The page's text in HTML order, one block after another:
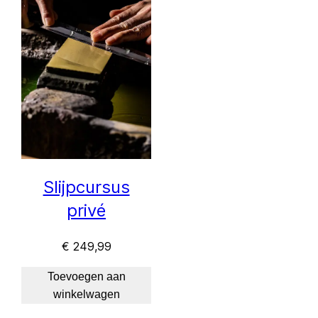
Slijpcursus
privé
€ 249,99
Toevoegen aan
winkelwagen